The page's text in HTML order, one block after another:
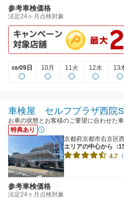
参考車検価格
法定24ヶ月点検対象
08/09日 10月 11火 12水 13
車検屋 セルフプラザ西院
お車の状態とお客様のご要望に合わせた
特典あり
京都府京都市右京区
エリアの中心から
4.7
参考車検価格
法定24ヶ月点検対象